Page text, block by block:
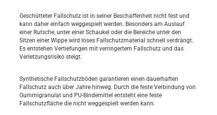
Geschütteter Fallschutz ist in seiner Beschaffenheit nicht fest und
kann daher einfach weggespielt werden. Besonders am Auslauf
einer Rutsche, unter einer Schaukel oder die Bereiche unter den
Sitzen einer Wippe wird loses Fallschutzmaterial schnell verdrängt.
Es entstehen Vertiefungen mit verringertem Fallschutz und das
Verletzungsrisiko steigt.
Synthetische Fallschutzböden garantieren einen dauerhaften
Fallschutz auch über Jahre hinweg. Durch die feste Verbindung von
Gummigranulat und PU-Bindemittel entsteht eine feste
Fallschutzfläche die nicht weggespielt werden kann.